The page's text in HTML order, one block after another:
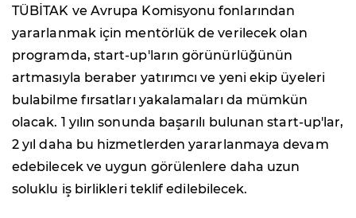
TÜBİTAK ve Avrupa Komisyonu fonlarından
yararlanmak için mentörlük de verilecek olan
programda, start-up'ların görünürlüğünün
artmasıyla beraber yatırımcı ve yeni ekip üyeleri
bulabilme fırsatları yakalamaları da mümkün
olacak. 1 yılın sonunda başarılı bulunan start-up'lar,
2 yıl daha bu hizmetlerden yararlanmaya devam
edebilecek ve uygun görülenlere daha uzun
soluklu iş birlikleri teklif edilebilecek.